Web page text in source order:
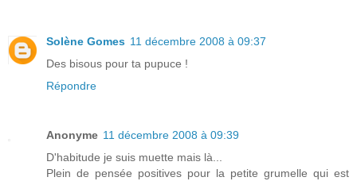
Solène Gomes 11 décembre 2008 à 09:37
Des bisous pour ta pupuce !
Répondre
Anonyme 11 décembre 2008 à 09:39
D'habitude je suis muette mais là...
Plein de pensée positives pour la petite grumelle qui est